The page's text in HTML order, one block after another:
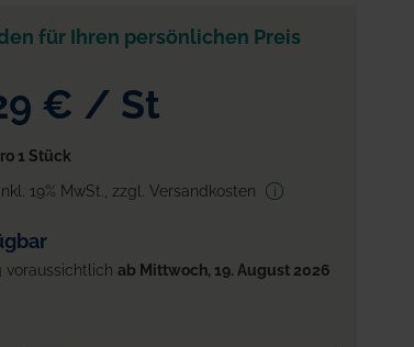
für Ihren persönlichen Preis
€ / St
1 Stück
inkl. 19% MwSt. zzgl. Versandkosten
voraussichtlich ab Mittwoch, 19. August 2026